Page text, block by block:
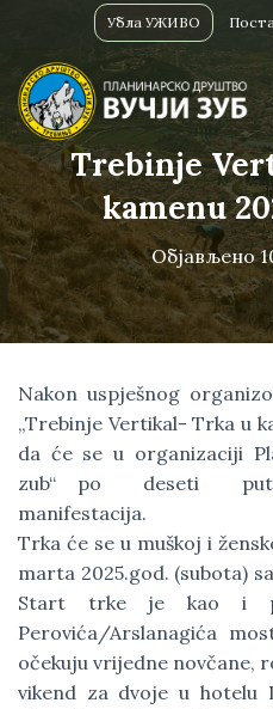
Убла УЖИВО
Trebinje
kamenu
Објављено
Nakon uspješnog
„Trebinje Vertikal- Trka u
da će se u organizaciji
zub“ po deseti put
manifestacija.
Trka će se u muškoj i
marta 2025.god. (subota)
Start trke je kao i
Perovića/Arslanagića
očekuju vrijedne novčane,
vikend za dvoje u